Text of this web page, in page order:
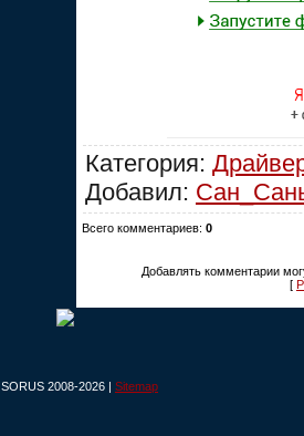
Категория:
Добавил:
Всего комментариев: 0
Добавлять комментарии
[
SORUS 2008-2026 | Sitemap